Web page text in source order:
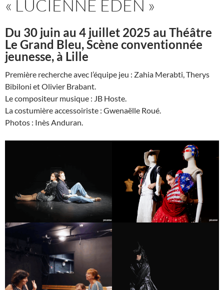
« LUCIENNE EDEN »
Du 30 juin au 4 juillet 2025 au Théâtre
Le Grand Bleu, Scène conventionnée
jeunesse, à Lille
Première recherche avec l’équipe jeu : Zahia Merabti, Therys
Bibiloni et Olivier Brabant.
Le compositeur musique : JB Hoste.
La costumière accessoiriste : Gwenaëlle Roué.
Photos : Inès Anduran.